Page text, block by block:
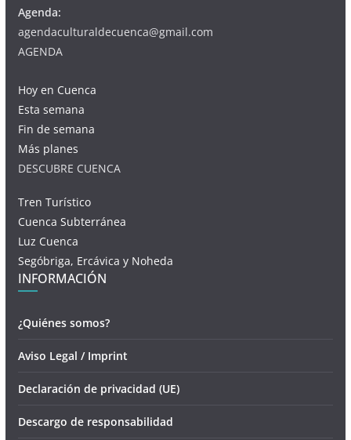
Agenda:
agendaculturaldecuenca@gmail.com
AGENDA
Hoy en Cuenca
Esta semana
Fin de semana
Más planes
DESCUBRE CUENCA
Tren Turístico
Cuenca Subterránea
Luz Cuenca
Segóbriga, Ercávica y Noheda
INFORMACIÓN
¿Quiénes somos?
Aviso Legal / Imprint
Declaración de privacidad (UE)
Descargo de responsabilidad